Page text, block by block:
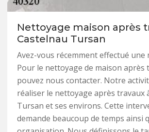
Nettoyage maison après
Castelnau Tursan
Avez-vous récemment effectué une
Pour le nettoyage de maison après
pouvez nous contacter. Notre
réaliser le nettoyage après travaux
Tursan et ses environs. Cette
demande beaucoup de temps ainsi